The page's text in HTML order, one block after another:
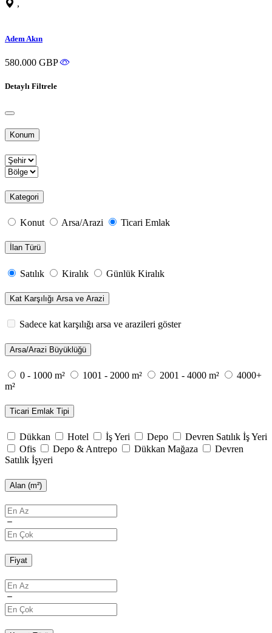
,
Adem Akın
580.000 GBP
Detaylı Filtrele
Konum
Kategori
Konut Arsa/Arazi Ticari Emlak
İlan Türü
Satılık Kiralık Günlük Kiralık
Kat Karşılığı Arsa ve Arazi
Sadece kat karşılığı arsa ve arazileri göster
Arsa/Arazi Büyüklüğü
0 - 1000 m² 1001 - 2000 m² 2001 - 4000 m²
4000+
m²
Ticari Emlak Tipi
Dükkan Hotel İş Yeri Depo
Devren Satılık İş Yeri
Ofis
Depo & Antrepo Dükkan Mağaza
Devren
Satılık İşyeri
Alan (m²)
Fiyat